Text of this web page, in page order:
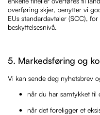
overføring skjer, benytter vi
EUs standardavtaler (SCC),
beskyttelsesnivå.
5. Markedsføring og
Vi kan sende deg nyhetsbrev
når du har samtykket til
når det foreligger et